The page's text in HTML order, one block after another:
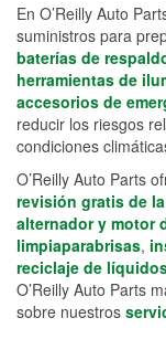
En O’Reilly Auto
suministros para
baterías de
herramientas de
accesorios de
reducir los riesgos
condiciones
O’Reilly Auto Parts
revisión gratis de
alternador y motor
limpiaparabrisas,
reciclaje de
O’Reilly Auto Parts
sobre nuestros